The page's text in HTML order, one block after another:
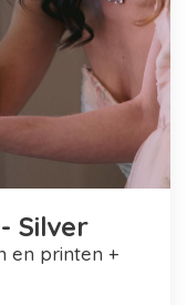
Silver